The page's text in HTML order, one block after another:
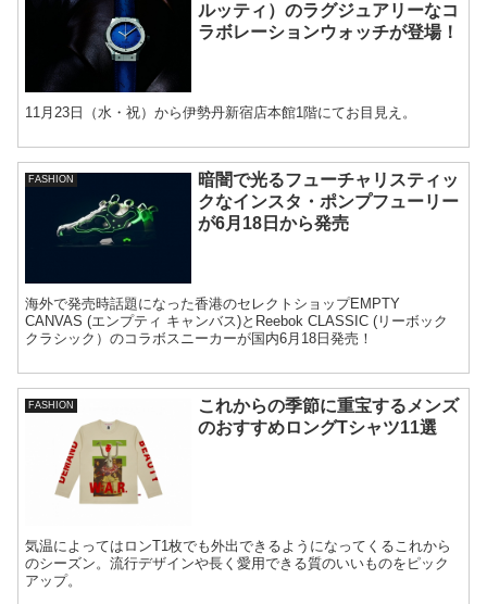
ルッティ）のラグジュアリーなコ
ラボレーションウォッチが登場！
11月23日（水・祝）から伊勢丹新宿店本館1階にてお目見え。
FASHION
暗闇で光るフューチャリスティッ
クなインスタ・ポンプフューリー
が6月18日から発売
海外で発売時話題になった香港のセレクトショップEMPTY
CANVAS (エンプティ キャンバス)とReebok CLASSIC (リーボック
クラシック）のコラボスニーカーが国内6月18日発売！
FASHION
これからの季節に重宝するメンズ
のおすすめロングTシャツ11選
気温によってはロンT1枚でも外出できるようになってくるこれから
のシーズン。流行デザインや長く愛用できる質のいいものをピック
アップ。